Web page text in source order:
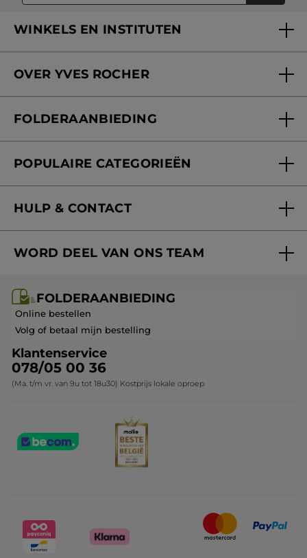
WINKELS EN INSTITUTEN
Verzorging in onze Schoonheidsinstituten
OVER YVES ROCHER
Onze beloften
Blog Act Beautiful
FOLDERAANBIEDING
POPULAIRE CATEGORIEËN
Aanbiedingen
Cadeau-ideeën
Kerstcollectie
HULP & CONTACT
Mijn geschenken
Veelgestelde vragen
Contact opnemen
WORD DEEL VAN ONS TEAM
Franchisenemer of bedrijfsleider worden
FOLDERAANBIEDING
Online bestellen
Volg of betaal mijn bestelling
Klantenservice
078/05 00 36
(Ma. t/m vr. van 9u tot 18u30) Kostprijs lokale oproep